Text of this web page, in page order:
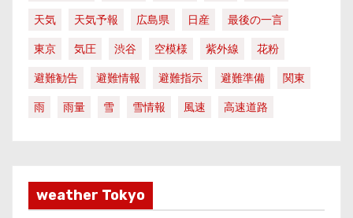
天気
天気予報 広島県 日産
最後の一言
東京
気圧 渋谷 空模様 紫外線
花粉
避難勧告
避難情報 避難指示 避難準備
関東
雨
雨量 雪 雪情報 風速 高速道路
weather Tokyo